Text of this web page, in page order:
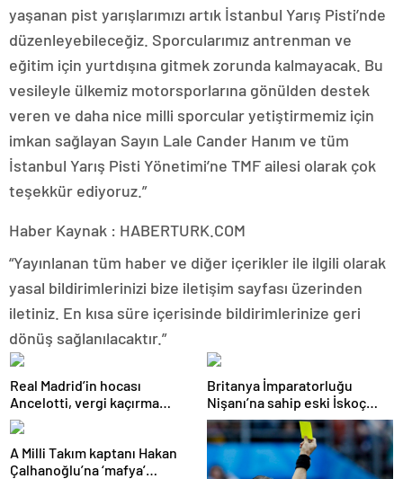
yaşanan pist yarışlarımızı artık İstanbul Yarış Pisti’nde
düzenleyebileceğiz. Sporcularımız antrenman ve
eğitim için yurtdışına gitmek zorunda kalmayacak. Bu
vesileyle ülkemiz motorsporlarına gönülden destek
veren ve daha nice milli sporcular yetiştirmemiz için
imkan sağlayan Sayın Lale Cander Hanım ve tüm
İstanbul Yarış Pisti Yönetimi’ne TMF ailesi olarak çok
teşekkür ediyoruz.”
Haber Kaynak : HABERTURK.COM
“Yayınlanan tüm haber ve diğer içerikler ile ilgili olarak
yasal bildirimlerinizi bize iletişim sayfası üzerinden
iletiniz. En kısa süre içerisinde bildirimlerinize geri
dönüş sağlanılacaktır.”
Real Madrid’in hocası
Ancelotti, vergi kaçırma
suçlamasıyla mahkemeye
çıkacak
Britanya İmparatorluğu
Nişanı’na sahip eski İskoç
kaptana aile içi şiddetten
kamu hizmeti cezası
A Milli Takım kaptanı Hakan
Çalhanoğlu’na ‘mafya’